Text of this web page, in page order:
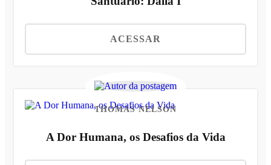
ACESSAR
THOMAS NELSON
A Dor Humana, os Desafios da Vida